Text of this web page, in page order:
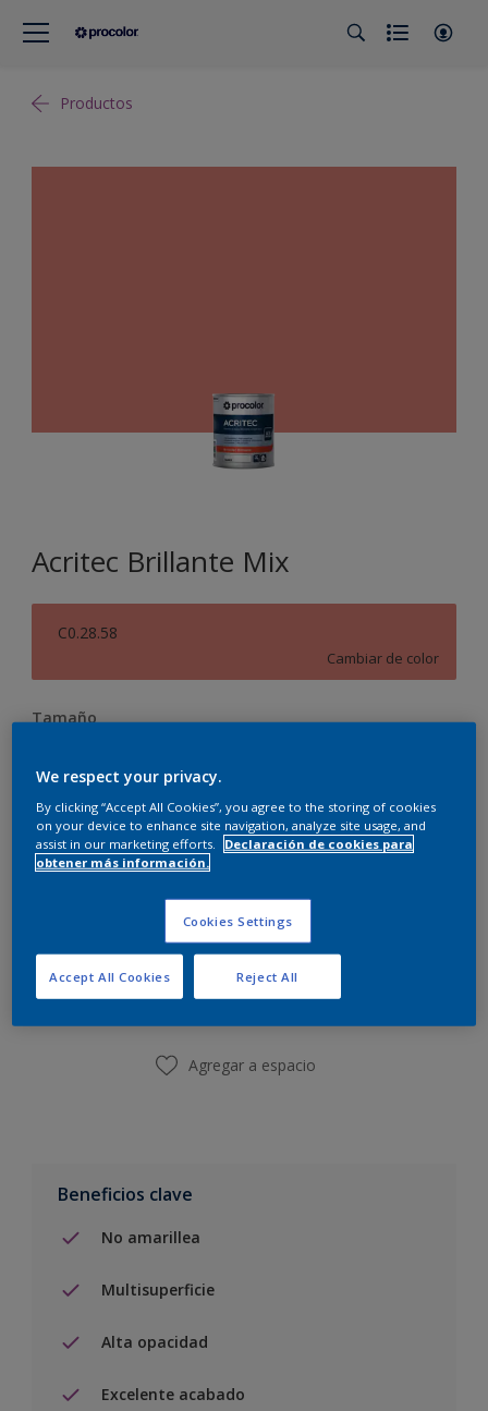
Productos
Acritec Brillante Mix
C0.28.58
Cambiar de color
Tamaño
Cantidad Calculadora de pintura
Calcular
Agregar a la lista de deseos
Encontrar una tienda
Agregar a espacio
Beneficios clave
No amarillea
Multisuperficie
Alta opacidad
Excelente acabado
We respect your privacy.
By clicking “Accept All Cookies”, you agree to the storing of cookies
on your device to enhance site navigation, analyze site usage, and
assist in our marketing efforts.
Declaración de cookies para
obtener más información.
Cookies Settings
Reject All
Accept All Cookies